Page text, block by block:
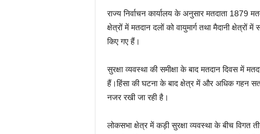
राज्य निर्वाचन कार्यालय के अनुसार मतदाता 1879
क्षेत्रों में मतदान दलों को वायुमार्ग तथा मैदानी
किए गए हैं।
सुरक्षा व्यवस्था की समीक्षा के बाद मतदान दिवस में
हैं।हिंसा की घटना के बाद क्षेत्र में और अधिक गहन
नजर रखी जा रही है।
लोकसभा क्षेत्र में कड़ी सुरक्षा व्यवस्था के बीच विगत